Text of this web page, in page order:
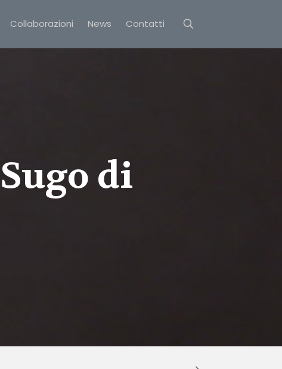
Collaborazioni News Contatti
di